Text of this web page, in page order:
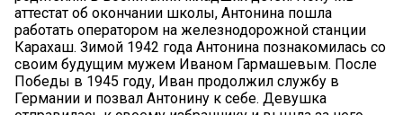
аттестат об окончании школы, Антонина пошла
работать оператором на железнодорожной станции
Карахаш. Зимой 1942 года Антонина познакомилась со
своим будущим мужем Иваном Гармашевым. После
Победы в 1945 году, Иван продолжил службу в
Германии и позвал Антонину к себе. Девушка